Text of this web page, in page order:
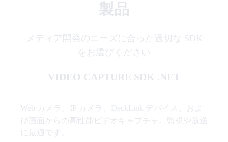
製品
メディア開発のニーズに合った適切な SDK
をお選びください
VIDEO CAPTURE SDK .NET
Web カメラ、IP カメラ、DeckLink デバイス、およ
び画面からの高性能ビデオキャプチャ。監視や放送
に最適です。